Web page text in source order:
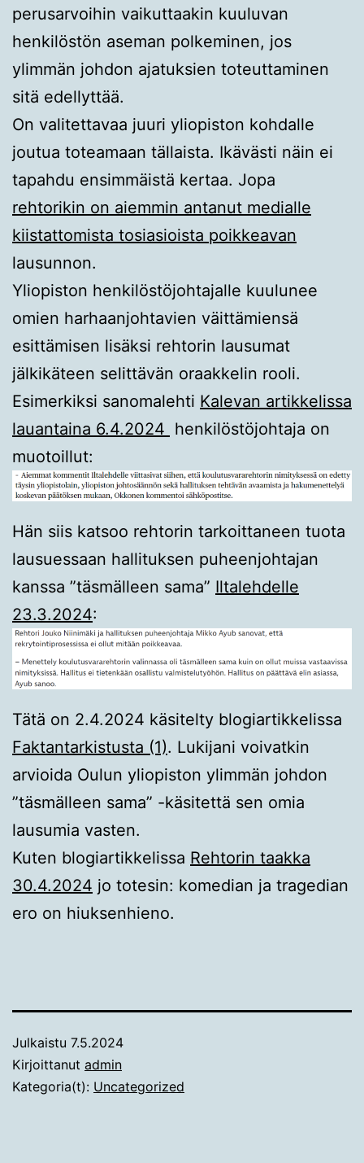
perusarvoihin vaikuttaakin kuuluvan
henkilöstön aseman polkeminen, jos
ylimmän johdon ajatuksien toteuttaminen
sitä edellyttää.
On valitettavaa juuri yliopiston kohdalle
joutua toteamaan tällaista. Ikävästi näin ei
tapahdu ensimmäistä kertaa. Jopa
rehtorikin on aiemmin antanut medialle
kiistattomista tosiasioista poikkeavan
lausunnon.
Yliopiston henkilöstöjohtajalle kuulunee
omien harhaanjohtavien väittämiensä
esittämisen lisäksi rehtorin lausumat
jälkikäteen selittävän oraakkelin rooli.
Esimerkiksi sanomalehti Kalevan artikkelissa
lauantaina 6.4.2024 henkilöstöjohtaja on
muotoillut:
Hän siis katsoo rehtorin tarkoittaneen tuota
lausuessaan hallituksen puheenjohtajan
kanssa ”täsmälleen sama” Iltalehdelle
23.3.2024:
Tätä on 2.4.2024 käsitelty blogiartikkelissa
Faktantarkistusta (1). Lukijani voivatkin
arvioida Oulun yliopiston ylimmän johdon
”täsmälleen sama” -käsitettä sen omia
lausumia vasten.
Kuten blogiartikkelissa Rehtorin taakka
30.4.2024 jo totesin: komedian ja tragedian
ero on hiuksenhieno.
Julkaistu 7.5.2024
Kirjoittanut admin
Kategoria(t): Uncategorized